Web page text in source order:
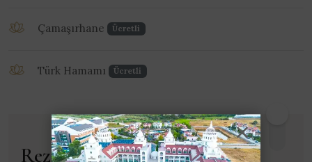
Çamaşırhane Ücretli
Türk Hamamı Ücretli
Rezervasyon Yap